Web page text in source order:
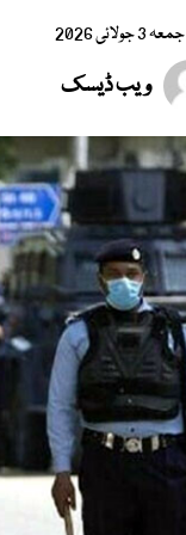
جمعہ 3 جولائی 2026
ویب ڈیسک